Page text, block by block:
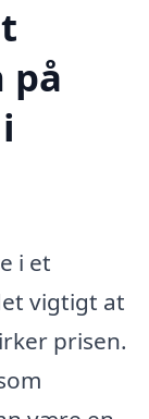
på
i et
vigtigt at
prisen.